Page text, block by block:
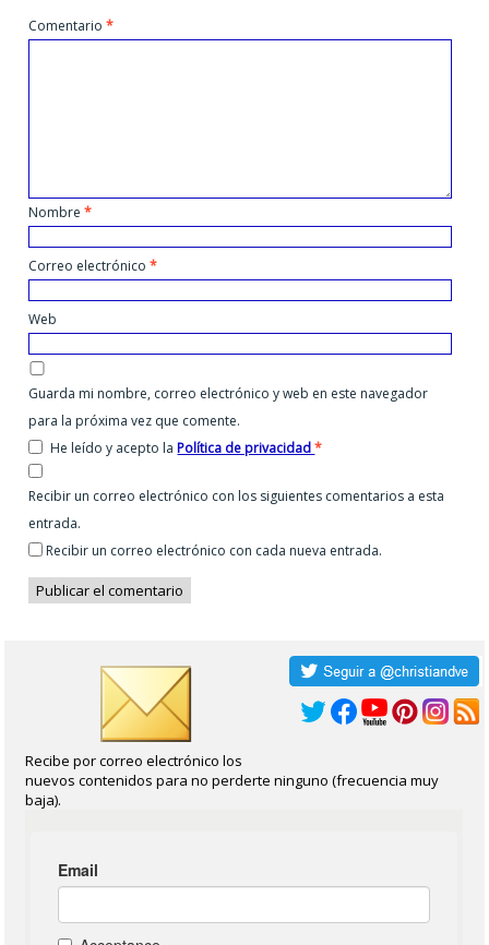
Comentario*
Nombre*
Correo electrónico*
Web
Guarda mi nombre, correo electrónico y web en este navegador
para la próxima vez que comente.
He leído y acepto laPolítica de privacidad*
Recibir un correo electrónico con los siguientes comentarios a esta
entrada.
Recibir un correo electrónico con cada nueva entrada.
Recibe por correo electrónico los
nuevos contenidos para no perderte ninguno (frecuencia muy
baja).